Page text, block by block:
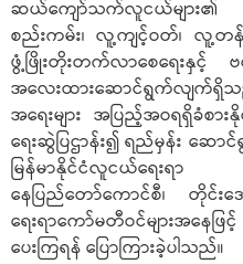
ဆယ်ကျော်သက်လူငယ်များ၏
စည်းကမ်း၊ လူ့ကျင့်ဝတ်၊ လူ့တန်
ဖွံ့ဖြိုးတိုးတက်လာစေရေးနှင့် ဗ
အလေးထားဆောင်ရွက်လျက်
အရေးများ အပြည့်အဝရရှိခံစာ
ရေးဆွဲပြဌာန်း၍ ရည်မှန်း ဆ
မြန်မာနိုင်ငံလူငယ်ရေးရာ
နေပြည်တော်ကောင်စီ၊ တိုင်း
ရေးရာကော်မတီဝင်များအနေဖ
ပေးကြရန် ပြောကြားခဲ့ပါသည်။